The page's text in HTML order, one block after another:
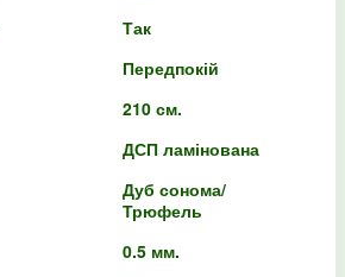
Так
Передпокій
210 см.
ДСП ламінована
Дуб сонома/
Трюфель
0.5 мм.